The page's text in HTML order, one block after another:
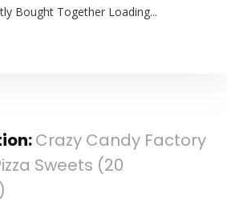
Bought Together Loading...
Crazy Candy Factory
Sweets (20